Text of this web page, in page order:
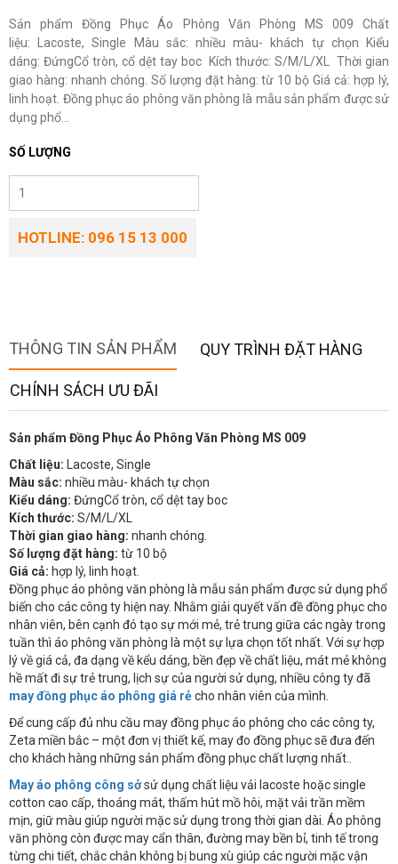
Sản phẩm Đồng Phục Áo Phông Văn Phòng MS 009 Chất
liệu: Lacoste, Single Màu sắc: nhiều màu- khách tự chọn Kiểu
dáng: ĐứngCổ tròn, cổ dệt tay boc Kích thước: S/M/L/XL Thời gian
giao hàng: nhanh chóng. Số lượng đặt hàng: từ 10 bộ Giá cả: hợp lý,
linh hoạt. Đồng phục áo phông văn phòng là mẫu sản phẩm được sử
dụng phổ...
SỐ LƯỢNG
HOTLINE: 096 15 13 000
THÔNG TIN SẢN PHẨM QUY TRÌNH ĐẶT HÀNG
CHÍNH SÁCH ƯU ĐÃI
Sản phẩm Đồng Phục Áo Phông Văn Phòng MS 009
Chất liệu: Lacoste, Single
Màu sắc: nhiều màu- khách tự chọn
Kiểu dáng: ĐứngCổ tròn, cổ dệt tay boc
Kích thước: S/M/L/XL
Thời gian giao hàng: nhanh chóng.
Số lượng đặt hàng: từ 10 bộ
Giá cả: hợp lý, linh hoạt.
Đồng phục áo phông văn phòng là mẫu sản phẩm được sử dụng phổ
biến cho các công ty hiện nay. Nhằm giải quyết vấn đề đồng phục cho
nhân viên, bên cạnh đó tạo sự mới mẻ, trẻ trung giữa các ngày trong
tuần thì áo phông văn phòng là một sự lựa chọn tốt nhất. Với sự hợp
lý về giá cả, đa dạng về kểu dáng, bền đẹp về chất liệu, mát mẻ không
hề mất đi sự trẻ trung, lịch sự của người sử dụng, nhiều công ty đã
may đồng phục áo phông giá rẻcho nhân viên của mình.
Để cung cấp đủ nhu cầu may đồng phục áo phông cho các công ty,
Zeta miền bắc – một đơn vị thiết kế, may đo đồng phục sẽ đưa đến
cho khách hàng những sản phẩm đồng phục chất lượng nhất..
May áo phông công sởsử dụng chất liệu vải lacoste hoặc single
cotton cao cấp, thoáng mát, thấm hút mồ hôi, mặt vải trần mềm
mịn, giữ màu giúp người mặc sử dụng trong thời gian dài. Áo phông
văn phòng còn được may cẩn thân, đường may bền bỉ, tinh tế trong
từng chi tiết, chắc chắn không bị bung xù giúp các người mặc vận